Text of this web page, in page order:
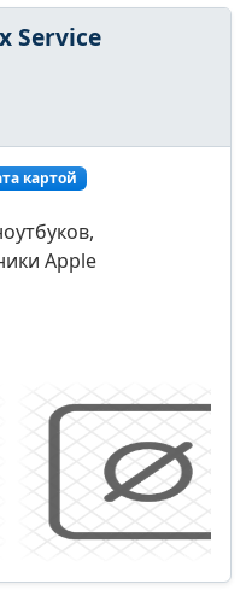
Service
картой
Apple